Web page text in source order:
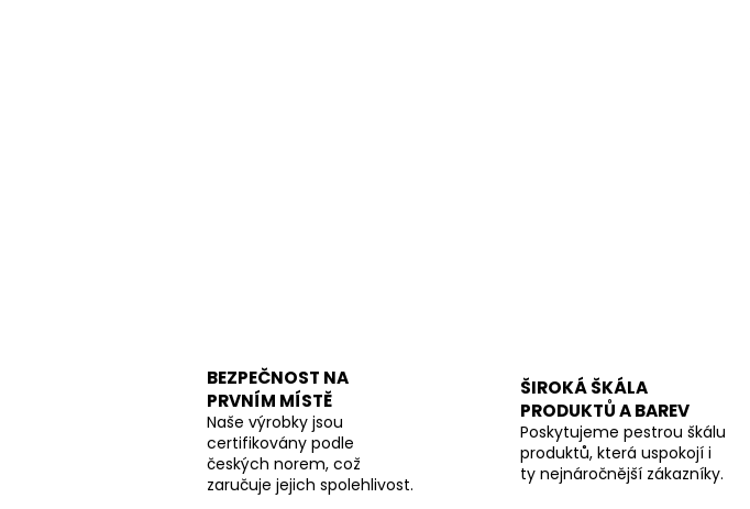
BEZPEČNOST NA
PRVNÍM MÍSTĚ
Naše výrobky jsou
certifikovány podle
českých norem, což
zaručuje jejich spolehlivost.
ŠIROKÁ ŠKÁLA
PRODUKTŮ A BAREV
Poskytujeme pestrou škálu
produktů, která uspokojí i
ty nejnáročnější zákazníky.